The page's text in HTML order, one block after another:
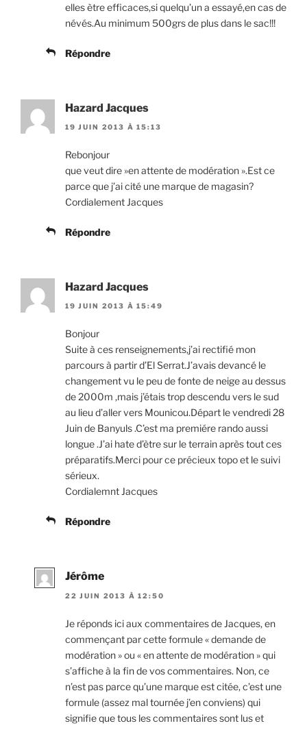
elles ètre efficaces,si quelqu’un a essayé,en cas de
névés.Au minimum 500grs de plus dans le sac!!!
Répondre
Hazard Jacques
19 JUIN 2013 À 15:13
Rebonjour
que veut dire »en attente de modération ».Est ce
parce que j’ai cité une marque de magasin?
Cordialement Jacques
Répondre
Hazard Jacques
19 JUIN 2013 À 15:49
Bonjour
Suite à ces renseignements,j’ai rectifié mon
parcours à partir d’El Serrat.J’avais devancé le
changement vu le peu de fonte de neige au dessus
de 2000m ,mais j’étais trop descendu vers le sud
au lieu d’aller vers Mounicou.Départ le vendredi 28
Juin de Banyuls .C’est ma premiére rando aussi
longue .J’ai hate d’ètre sur le terrain après tout ces
préparatifs.Merci pour ce précieux topo et le suivi
sérieux.
Cordialemnt Jacques
Répondre
Jérôme
22 JUIN 2013 À 12:50
Je réponds ici aux commentaires de Jacques, en
commençant par cette formule « demande de
modération » ou « en attente de modération » qui
s’affiche à la fin de vos commentaires. Non, ce
n’est pas parce qu’une marque est citée, c’est une
formule (assez mal tournée j’en conviens) qui
signifie que tous les commentaires sont lus et